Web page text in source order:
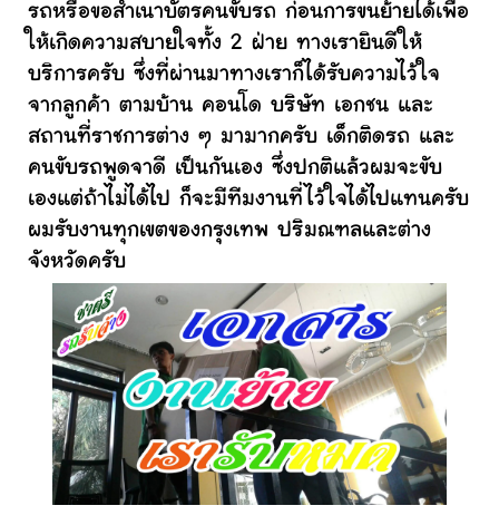
รถหรือขอสำเนาบัตรคนขับรถ ก่อนการขนย้ายได้เพื่อ
ให้เกิดความสบายใจทั้ง 2 ฝ่าย ทางเรายินดีให้
บริการครับ ซึ่งที่ผ่านมาทางเราก็ได้รับความไว้ใจ
จากลูกค้า ตามบ้าน คอนโด บริษัท เอกชน และ
สถานที่ราชการต่าง ๆ มามากครับ เด็กติดรถ และ
คนขับรถพูดจาดี เป็นกันเอง ซึ่งปกติแล้วผมจะขับ
เองแต่ถ้าไม่ได้ไป ก็จะมีทีมงานที่ไว้ใจได้ไปแทนครับ
ผมรับงานทุกเขตของกรุงเทพ ปริมณฑลและต่าง
จังหวัดครับ